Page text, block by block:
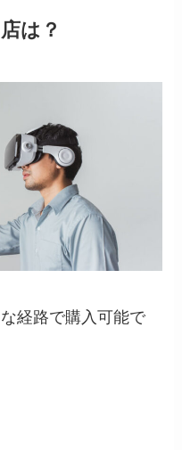
は？
経路で購入可能で